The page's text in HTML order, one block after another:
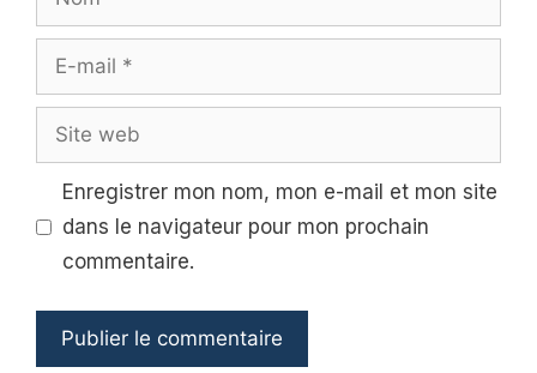
mail
Site
web
Enregistrer mon nom, mon e-mail et mon site
dans le navigateur pour mon prochain
commentaire.